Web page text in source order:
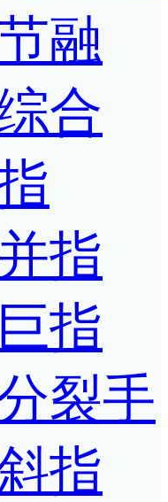
融
合
指
指
裂手
指